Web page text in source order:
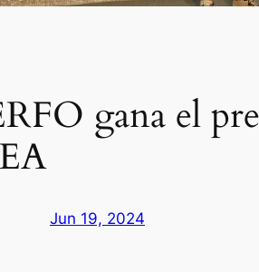
gana el
Jun 19, 2024